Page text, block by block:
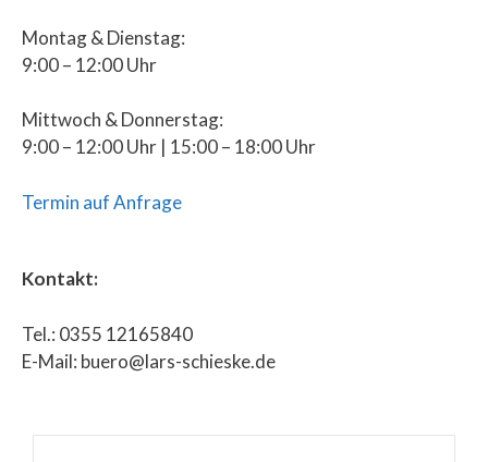
Montag & Dienstag:
9:00 – 12:00 Uhr
Mittwoch & Donnerstag:
9:00 – 12:00 Uhr | 15:00 – 18:00 Uhr
Termin auf Anfrage
Kontakt:
Tel.: 0355 12165840
E-Mail: buero@lars-schieske.de